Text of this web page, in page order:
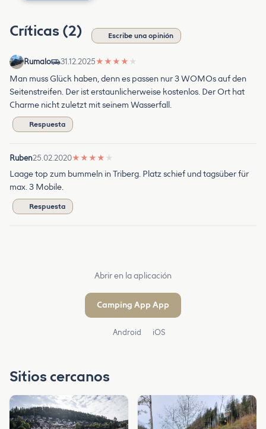
Críticas (2) Escribe una opinión
Rumalo 31.12.2025★ ★ ★ ★ ★
Man muss Glück haben, denn es passen nur 3 WOMOs auf den
Seitenstreifen. Der ist erstaunlicherweise kostenlos. Der Ort hat
Charme nicht zuletzt mit seinem Wasserfall.
Respuesta
Ruben25.02.2020★ ★ ★ ★ ★
Laage top zum bummeln in Triberg. Platz schief und tagsüber für
max. 3 Mobile.
Respuesta
Abrir en la aplicación
Camping App App
Android iOS
Sitios cercanos